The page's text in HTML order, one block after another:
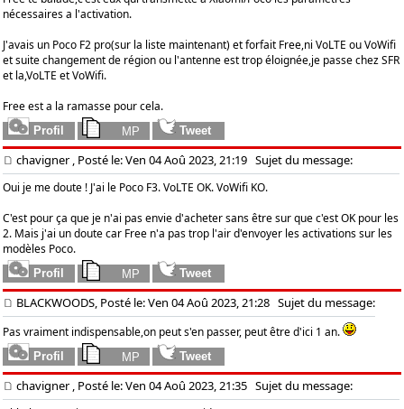
nécessaires a l'activation.
J'avais un Poco F2 pro(sur la liste maintenant) et forfait Free,ni VoLTE ou VoWifi
et suite changement de région ou l'antenne est trop éloignée,je passe chez SFR
et la,VoLTE et VoWifi.
Free est a la ramasse pour cela.
chavigner, Posté le: Ven 04 Aoû 2023, 21:19 Sujet du message:
Oui je me doute ! J'ai le Poco F3. VoLTE OK. VoWifi KO.
C'est pour ça que je n'ai pas envie d'acheter sans être sur que c'est OK pour les
2. Mais j'ai un doute car Free n'a pas trop l'air d'envoyer les activations sur les
modèles Poco.
BLACKWOODS, Posté le: Ven 04 Aoû 2023, 21:28 Sujet du message:
Pas vraiment indispensable,on peut s'en passer, peut être d'ici 1 an.
chavigner, Posté le: Ven 04 Aoû 2023, 21:35 Sujet du message: